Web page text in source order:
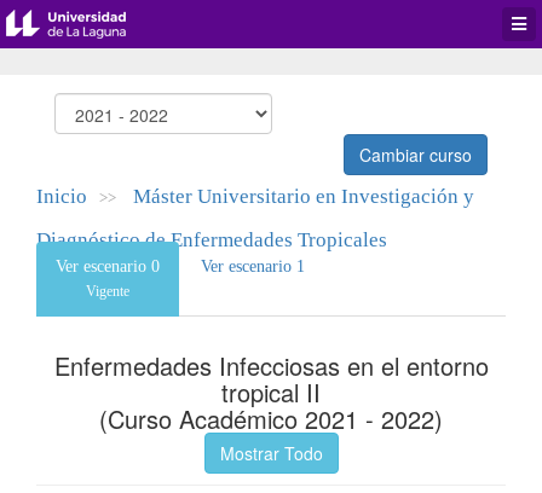
Cambiar curso
Inicio >>
Máster Universitario en Investigación y
Diagnóstico de Enfermedades Tropicales
(MIDETROP)
Ver escenario 0
Vigente
Ver escenario 1
Enfermedades Infecciosas en el entorno
tropical II
(Curso Académico 2021 - 2022)
Mostrar Todo